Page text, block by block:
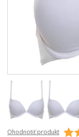
Ohodnotiť produkt